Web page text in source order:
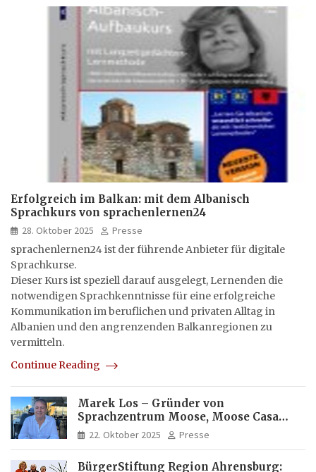
Erfolgreich im Balkan: mit dem Albanisch
Sprachkurs von sprachenlernen24
28. Oktober 2025
Presse
sprachenlernen24 ist der führende Anbieter für digitale
Sprachkurse.
Dieser Kurs ist speziell darauf ausgelegt, Lernenden die
notwendigen Sprachkenntnisse für eine erfolgreiche
Kommunikation im beruflichen und privaten Alltag in
Albanien und den angrenzenden Balkanregionen zu
vermitteln.
Continue Reading
Marek Los – Gründer von
Sprachzentrum Moose, Moose Casa
Italia und Apartamento Brasil |
22. Oktober 2025 Presse
BürgerStiftung Region Ahrensburg: